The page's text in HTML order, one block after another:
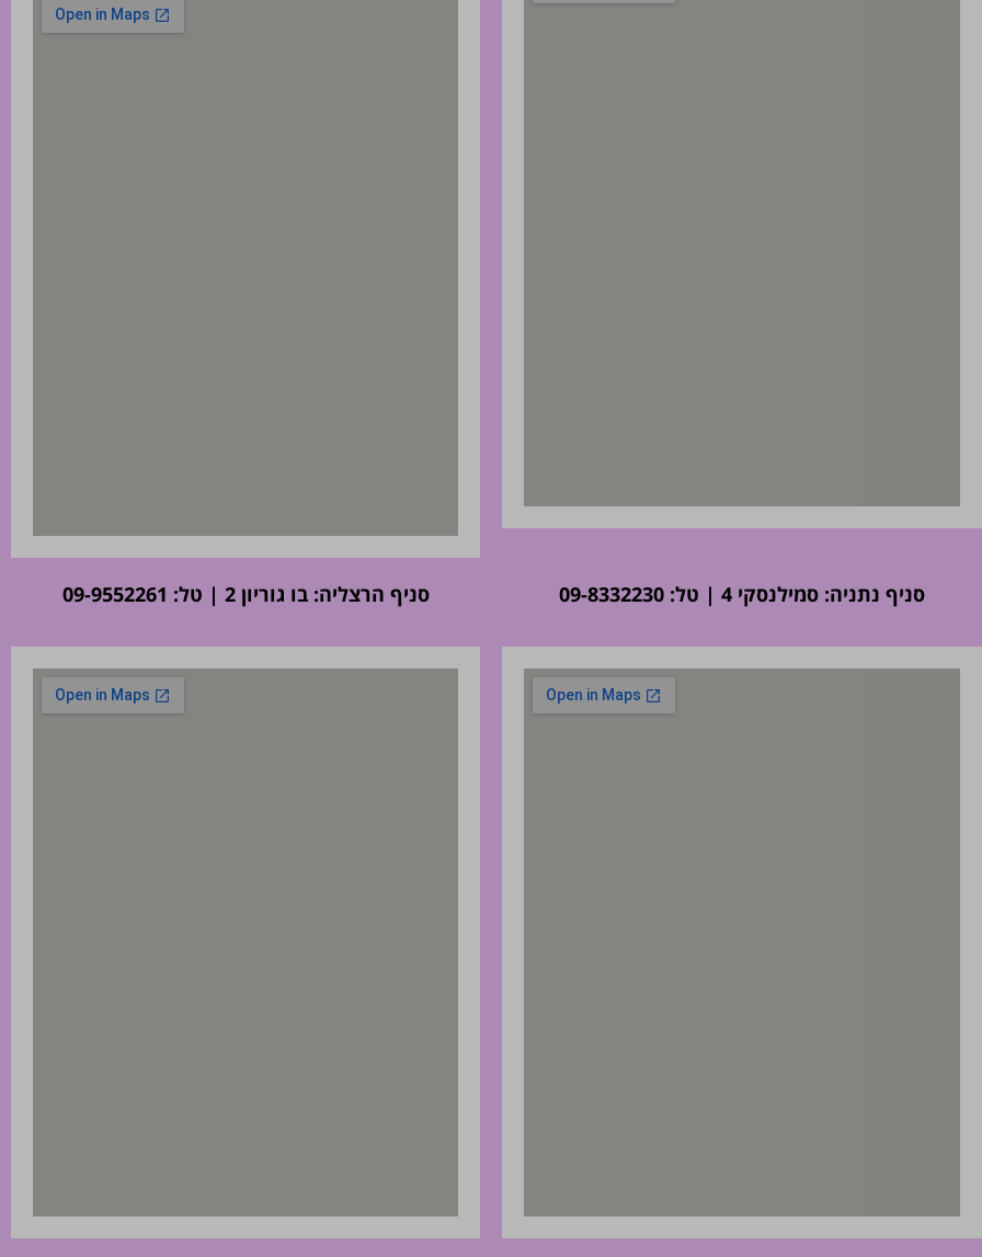
סניף נתניה: סמילנסקי 4 | טל: 09-8332230 סניף הרצליה: בו גוריון 2 | טל: 09-9552261